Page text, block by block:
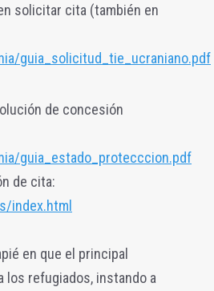
solicitar cita (también en
guia_solicitud_tie_ucraniano.pdf
de concesión
guia_estado_protecccion.pdf
de cita:
index.html
en que el principal
los refugiados, instando a